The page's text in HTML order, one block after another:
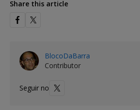
Share this article
BlocoDaBarra
Contributor
Seguir no